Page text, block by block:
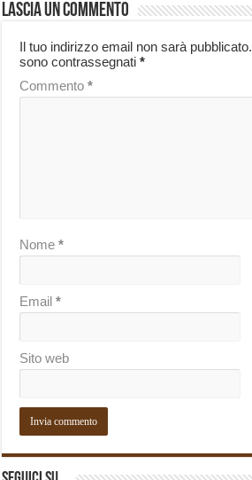
Lascia un commento
Il tuo indirizzo email non sarà pubblicato.
sono contrassegnati*
Commento*
Nome*
Email*
Sito web